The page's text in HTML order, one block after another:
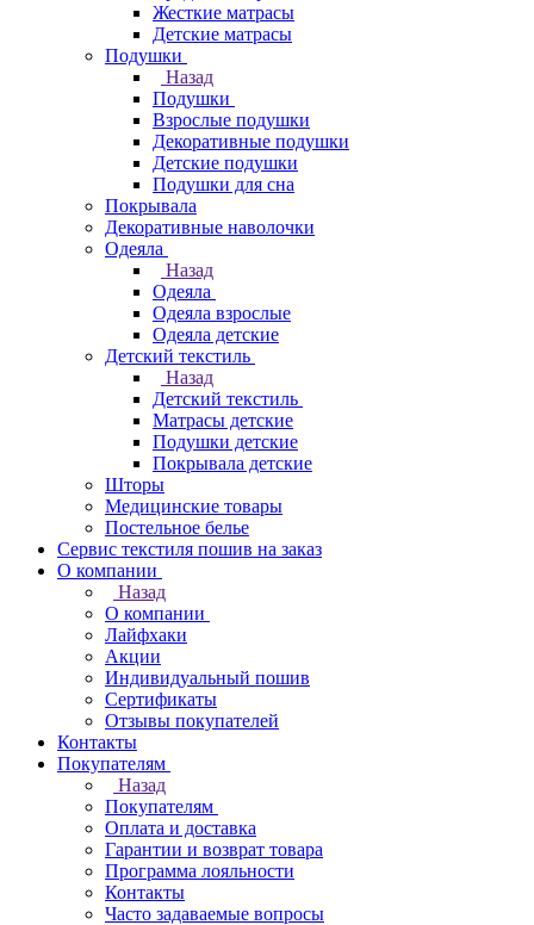
Жесткие матрасы
Детские матрасы
Подушки
Назад
Подушки
Взрослые подушки
Декоративные подушки
Детские подушки
Подушки для сна
Покрывала
Декоративные наволочки
Одеяла
Назад
Одеяла
Одеяла взрослые
Одеяла детские
Детский текстиль
Назад
Детский текстиль
Матрасы детские
Подушки детские
Покрывала детские
Шторы
Медицинские товары
Постельное белье
Сервис текстиля пошив на заказ
О компании
Назад
О компании
Лайфхаки
Акции
Индивидуальный пошив
Сертификаты
Отзывы покупателей
Контакты
Покупателям
Назад
Покупателям
Оплата и доставка
Гарантии и возврат товара
Программа лояльности
Контакты
Часто задаваемые вопросы